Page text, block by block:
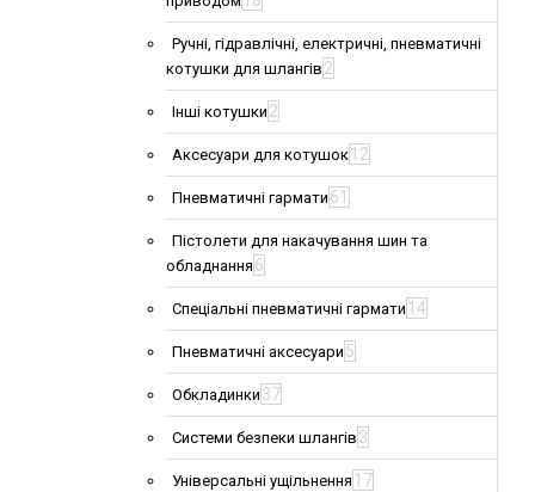
Ручні, гідравлічні, електричні, пневматичні
котушки для шлангів 2
Інші котушки 2
Аксесуари для котушок 12
Пневматичні гармати 61
Пістолети для накачування шин та
обладнання 6
Спеціальні пневматичні гармати 14
Пневматичні аксесуари 5
Обкладинки 37
Системи безпеки шлангів 3
Універсальні ущільнення 17